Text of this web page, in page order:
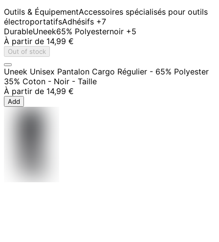
Outils & ÉquipementAccessoires spécialisés pour outils
électroportatifsAdhésifs +7
DurableUneek65% Polyesternoir +5
À partir de 14,99 €
Out of stock
Uneek Unisex Pantalon Cargo Régulier - 65% Polyester
35% Coton - Noir - Taille
À partir de 14,99 €
Add